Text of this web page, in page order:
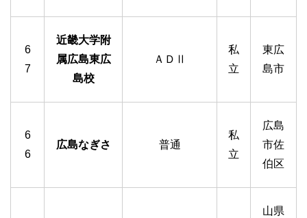
6
7
近畿大学附
属広島東広
島校
ＡＤⅡ
私
立
東広
島市
6
6
広島なぎさ 普通
私
立
広島
市佐
伯区
山県